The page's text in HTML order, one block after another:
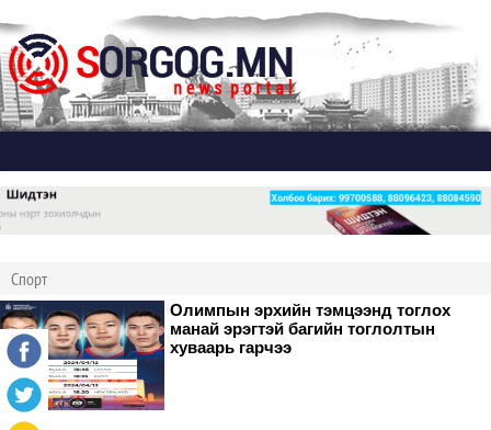
Спорт
Олимпын эрхийн тэмцээнд тоглох
манай эрэгтэй багийн тоглолтын
хуваарь гарчээ